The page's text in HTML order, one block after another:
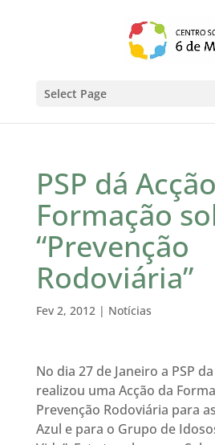
Select Page
PSP dá
Formação
“Prevenção
Rodoviária”
Fev 2, 2012| Notícias
No dia 27 de Janeiro a PSP
realizou uma Acção da
Prevenção Rodoviária para
Azul e para o Grupo de